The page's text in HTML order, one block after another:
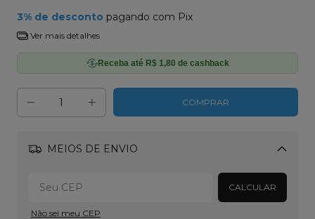
3% de desconto pagando com Pix
Ver mais detalhes
Receba até R$ 1,80 de cashback
MEIOS DE ENVIO
Alterar CEP
CALCULAR
Não sei meu CEP